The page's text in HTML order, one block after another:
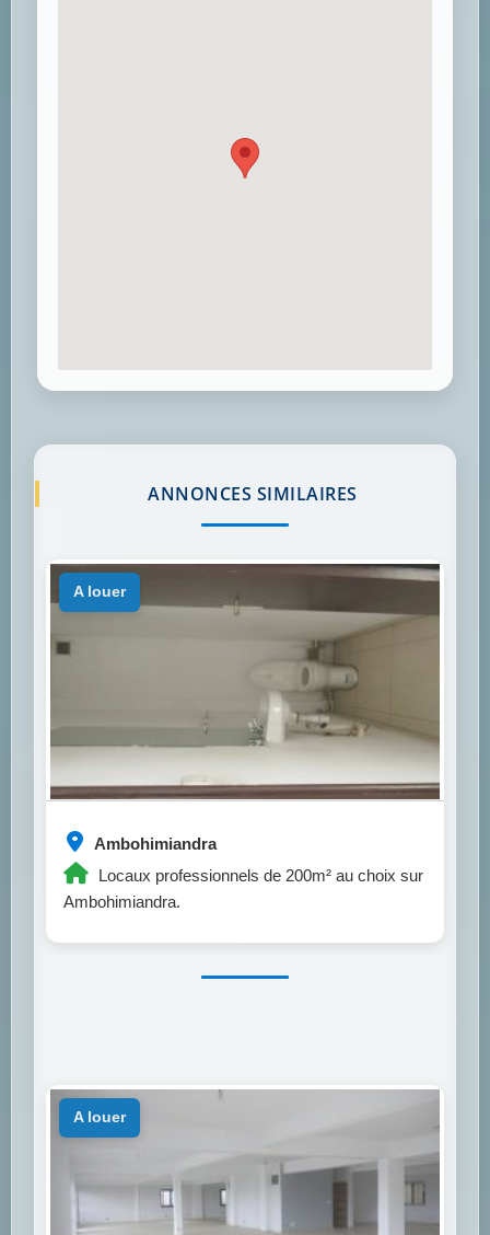
ANNONCES SIMILAIRES
Ambohimiandra
Locaux professionnels de 200m² au choix sur
Ambohimiandra.
a louer
a louer